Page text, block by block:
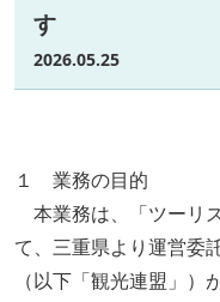
す
2026.05.25
１ 業務の目的
本業務は、「ツーリ
て、三重県より運営委
（以下「観光連盟」